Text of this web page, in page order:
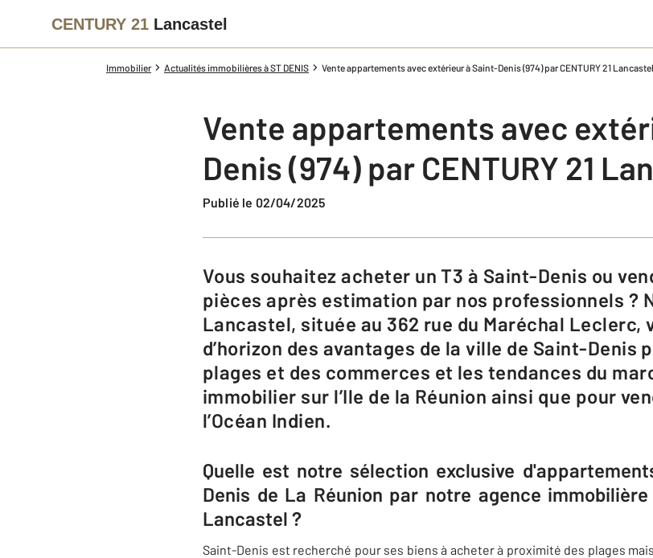
CENTURY 21 Lancastel
Immobilier Actualités immobilières à ST DENIS Vente appartements avec extérieur à Saint-Denis (974) par CENTURY 21 Lancastel
Vente appartements avec
Denis (974) par CENTURY 21
Publié le 02/04/2025
Vous souhaitez acheter un T3 à Saint-Denis ou vendre votre appartement 3
pièces après estimation par nos professionnels ?
Lancastel, située au 362 rue du Maréchal Leclerc,
d’horizon des avantages de la ville de Saint-Denis
plages et des commerces et les tendances du
immobilier sur l’Ile de la Réunion ainsi que pour
l’Océan Indien.
Quelle est notre sélection exclusive
Denis de La Réunion par notre agence immobilière
Lancastel ?
Saint-Denis est recherché pour ses biens à acheter à proximité des plages